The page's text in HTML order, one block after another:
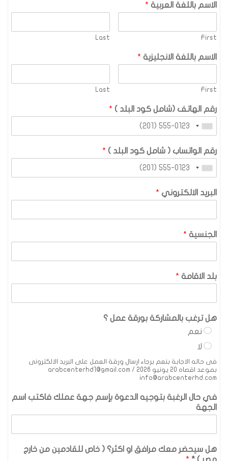
الاسم باللغة العربية *
First
Last
الاسم باللغة الانجليزية *
First
Last
رقم الهاتف (شامل كود البلد ) *
رقم الواتساب ( شامل كود البلد ) *
البريد الالكتروني *
الجنسية *
بلد الاقامة *
هل ترغب بالمشاركة بورقة عمل ؟
نعم
لا
فى حاله الاجابة بنعم برجاء ارسال ورقة العمل على البريد الالكترونى
بموعد اقصاه 20 يونيو 2026 arabcenterhd1@gmail.com /
info@arabcenterhd.com
في حال الرغبة بتوجيه الدعوة بإسم جهة عملك فاكتب اسم
الجهة
هل سيحضر معك مرافق او اكثر؟ ( خاص للقادمين من خارج